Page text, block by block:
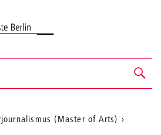
(Master of Arts)